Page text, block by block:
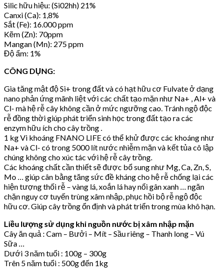
Silic hữu hiệu: (Si02hh) 21%
Canxi (Ca): 1,8%
Sắt (Fe): 16.000 ppm
Kẽm (Zn): 70ppm
Mangan (Mn): 275 ppm
Độ ẩm: 1%
CÔNG DỤNG:
Gia tăng mật độ Si+ trong đất và có hạt hữu cơ Fulvate ở dạng
nano phản ứng mãnh liệt với các chất tạo mặn như Na+ , Al+ và
Cl- mà hệ rễ cây không cần ở mức ngưỡng cao. Tránh ngộ độc
rễ đồng thời giúp phát triển sinh học trong đất tạo ra các
enzym hữu ích cho cây trồng .
1 kg Vi khoáng FNANO LIFE có thể khử được các khoáng như
Na+ và Cl- có trong 5000 lít nước nhiễm mặn và kết tủa cô lập
chúng không cho xúc tác với hệ rễ cây trồng.
Các khoáng chất cần thiết sẽ được bổ sung như Mg, Ca, Zn, S,
Mo … giúp cân bằng tăng sức đề kháng cho hệ rễ chống lại các
hiện tượng thối rễ – vàng lá, xoắn lá hay nổi gân xanh … ngăn
chặn nguy cơ tuyến trùng xâm nhập, phục hồi bộ rễ ngộ độc
hữu cơ. Giúp cây trồng ổn định và phát triển trong mùa khô hạn.
Liều lượng sử dụng khi nguồn nước bị xâm nhập mặn
Cây ăn quả : Cam – Bưởi – Mít – Sầu riêng – Thanh long – Vú
Sữa …
Dưới 3 năm tuổi : 100g – 300g
Trên 5 năm tuổi : 500g đến 1kg